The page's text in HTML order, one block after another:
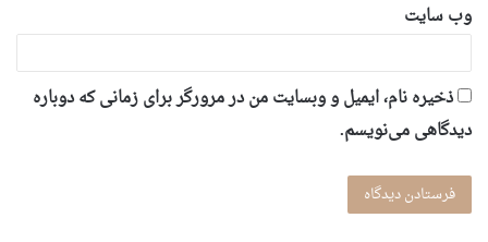
وب‌ سایت
ذخیره نام، ایمیل و وبسایت من در مرورگر برای زمانی که دوباره
دیدگاهی می‌نویسم.